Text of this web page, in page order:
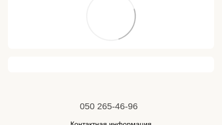
050 265-46-96